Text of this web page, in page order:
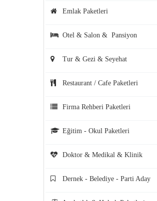
Emlak Paketleri
Otel & Salon & Pansiyon
Tur & Gezi & Seyehat
Restaurant / Cafe Paketleri
Firma Rehberi Paketleri
Eğitim - Okul Paketleri
Doktor & Medikal & Klinik
Dernek - Belediye - Parti Aday